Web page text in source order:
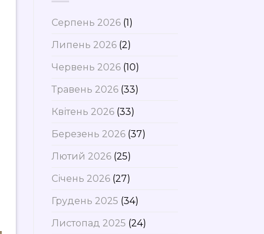
Серпень 2026(1)
Липень 2026(2)
Червень 2026(10)
Травень 2026(33)
Квітень 2026(33)
Березень 2026(37)
Лютий 2026(25)
Січень 2026(27)
Грудень 2025 (34)
Листопад 2025 (24)